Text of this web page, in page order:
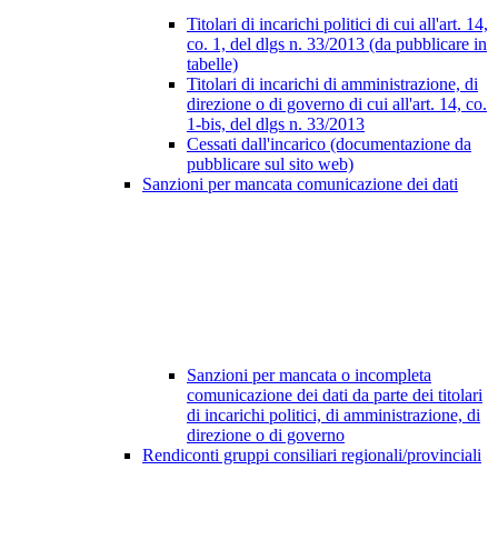
Titolari di incarichi politici di cui all'art. 14,
co. 1, del dlgs n. 33/2013 (da pubblicare in
tabelle)
Titolari di incarichi di amministrazione, di
direzione o di governo di cui all'art. 14, co.
1-bis, del dlgs n. 33/2013
Cessati dall'incarico (documentazione da
pubblicare sul sito web)
Sanzioni per mancata comunicazione dei dati
Sanzioni per mancata o incompleta
comunicazione dei dati da parte dei titolari
di incarichi politici, di amministrazione, di
direzione o di governo
Rendiconti gruppi consiliari regionali/provinciali